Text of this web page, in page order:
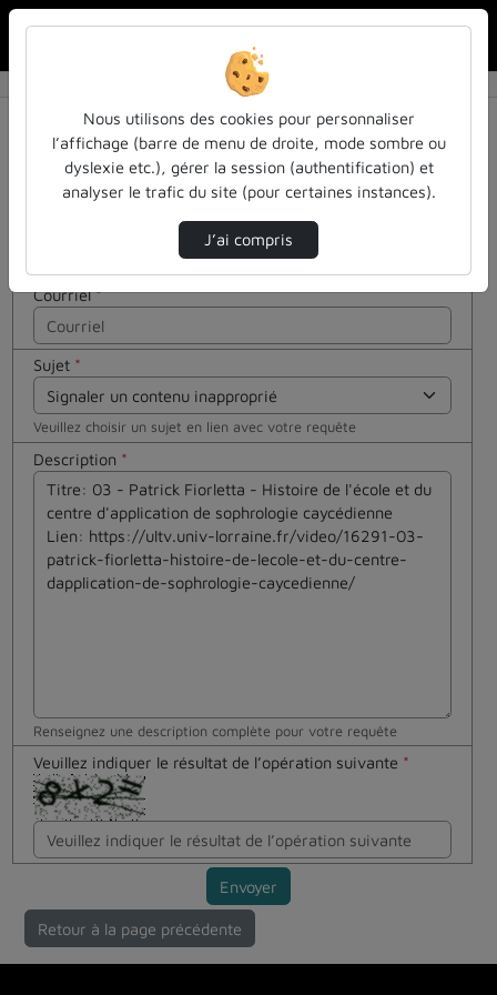
Contactez nous
Votre message
Courriel*
Sujet *
Veuillez choisir un sujet en lien avec votre requête
Description *
Renseignez une description complète pour votre requête
Veuillez indiquer le résultat de l’opération suivante *
Cocher
cette case
si vous êtes
un humain
Envoyer
Retour à la page précédente
Nous utilisons des cookies pour personnaliser
l’affichage (barre de menu de droite, mode sombre ou
dyslexie etc.), gérer la session (authentification) et
analyser le trafic du site (pour certaines instances).
J’ai compris